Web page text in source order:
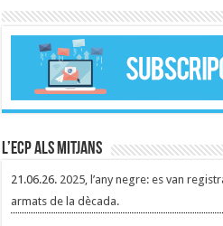
L’ECP als mitjans
21.06.26. 2025, l’any negre: es van
armats de la dècada.